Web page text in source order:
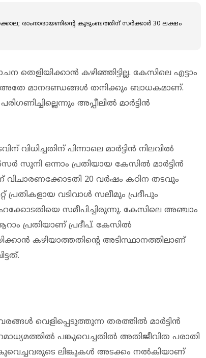
രാംനാരായണിന്റെ കുടുംബത്തിന് സര്‍ക്കാര്‍ 30 ലക്ഷം
കഴിഞ്ഞിട്ടില്ല. കേസിലെ എട്ടാം
അതേ മാനദണ്ഡങ്ങൾ തനിക്കും ബാധകമാണ്.
അപ്പീലിൽ മാർട്ടിൻ
വിധിച്ചതിന് പിന്നാലെ മാർട്ടിൻ നിലവിൽ
സുനി ഒന്നാം പ്രതിയായ കേസിൽ മാർട്ടിൻ
വിചാരണക്കോടതി 20 വർഷം കഠിന തടവും
പ്രതികളായ വടിവാൾ സലീമും പ്രദീപും
സമീപിച്ചിരുന്നു. കേസിലെ അഞ്ചാം
പ്രതിയാണ് പ്രദീപ്. കേസിൽ
കഴിയാത്തതിന്റെ അടിസ്ഥാനത്തിലാണ്
വെളിപ്പെടുത്തുന്ന തരത്തിൽ മാർട്ടിൻ
പങ്കുവെച്ചതിൽ അതിജീവിത പരാതി
ലിങ്കുകൾ അടക്കം നൽകിയാണ്